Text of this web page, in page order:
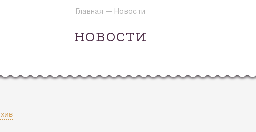
Главная — Новости
НОВОСТИ